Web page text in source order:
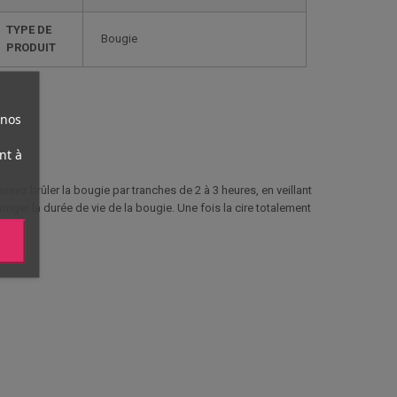
à
TYPE DE
PRODUIT
Bougie
brûler la bougie par tranches de 2 à 3 heures, en veillant
la durée de vie de la bougie. Une fois la cire totalement